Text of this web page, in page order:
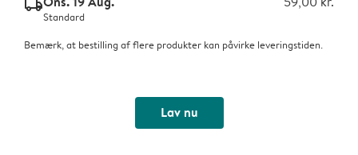
delivery_standard_v2
Standard
Bemærk, at bestilling af flere produkter kan påvirke leveringstiden.
Lav nu